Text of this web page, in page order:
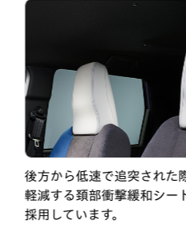
後方から低速で追突された
軽減する頚部衝撃緩和シー
採用しています。